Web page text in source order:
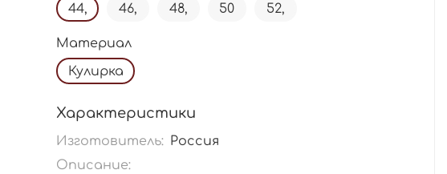
44,
46, 48, 50 52,
Материал
Кулирка
Характеристики
Изготовитель: Россия
Описание: